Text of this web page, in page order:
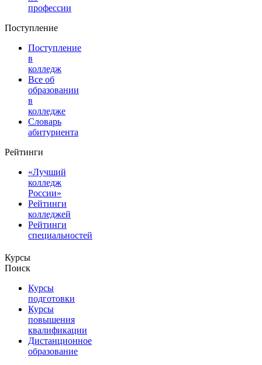
профессии
Поступление
Поступление
в
колледж
Все об
образовании
в
колледже
Словарь
абитуриента
Рейтинги
«Лучший
колледж
России»
Рейтинги
колледжей
Рейтинги
специальностей
Курсы
Поиск
Курсы
подготовки
Курсы
повышения
квалификации
Дистанционное
образование